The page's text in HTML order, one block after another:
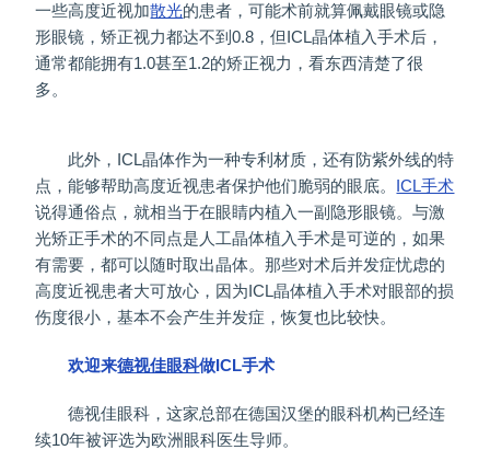
一些高度近视加散光的患者，可能术前就算佩戴眼镜或隐
形眼镜，矫正视力都达不到0.8，但ICL晶体植入手术后，
通常都能拥有1.0甚至1.2的矫正视力，看东西清楚了很
多。
此外，ICL晶体作为一种专利材质，还有防紫外线的特
点，能够帮助高度近视患者保护他们脆弱的眼底。 ICL手术
说得通俗点，就相当于在眼睛内植入一副隐形眼镜。与激
光矫正手术的不同点是人工晶体植入手术是可逆的，如果
有需要，都可以随时取出晶体。那些对术后并发症忧虑的
高度近视患者大可放心，因为ICL晶体植入手术对眼部的损
伤度很小，基本不会产生并发症，恢复也比较快。
欢迎来德视佳眼科做ICL手术
德视佳眼科，这家总部在德国汉堡的眼科机构已经连
续10年被评选为欧洲眼科医生导师。